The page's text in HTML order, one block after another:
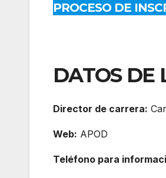
PROCESO DE
DATOS DE
Director de carrera:
Web: APOD
Teléfono para